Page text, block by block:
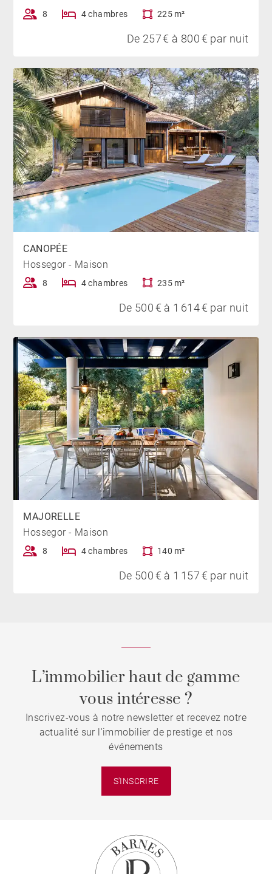
LE STATIONNEMENT :
propriété, accessibles via une montée pentue. Des
places gratuites sont également disponibles dans
l’impasse, en contrebas.
À PROXIMITÉ :
L’accès au golf se fait à pied, le lac d’Hossegor et les
plages landaises sont facilement accessible à vélo, à
seulement 5 minutes de trajet. Le centre-ville
d’Hossegor, avec ses boutiques, son marché et ses
restaurants, se trouve à 5km de distance.
*Piscine chauffée de juin à septembre
8 4 chambres 225 m²
De 257 € à 800 € par nuit
CANOPÉE
Hossegor - Maison
8 4 chambres 235 m²
De 500 € à 1 614 € par nuit
MAJORELLE
Hossegor - Maison
8 4 chambres 140 m²
De 500 € à 1 157 € par nuit
L’immobilier haut de gamme
vous intéresse ?
Inscrivez-vous à notre newsletter et recevez notre
actualité sur l'immobilier de prestige et nos
événements
S'INSCRIRE